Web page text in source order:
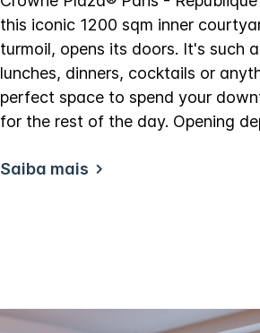
this iconic 1200 sqm inner
turmoil, opens its doors. It's such
lunches, dinners, cocktails or
perfect space to spend your
for the rest of the day. Opening
Saiba mais